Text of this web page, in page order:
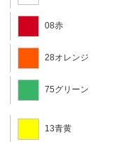
08赤
28オレンジ
75グリーン
13青黄